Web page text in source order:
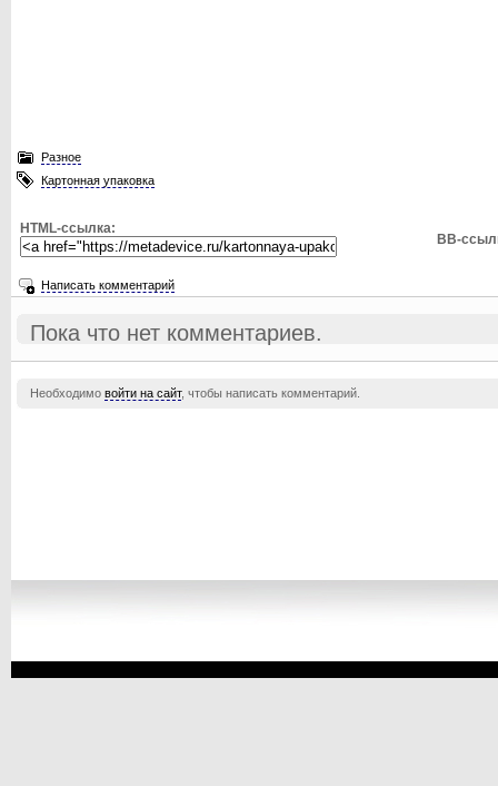
Разное
Картонная упаковка
HTML-ссылка:
BB-
Написать комментарий
Пока что нет комментариев.
Необходимо войти на сайт, чтобы написать комментарий.